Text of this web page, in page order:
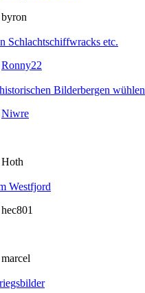
Schlachtschiffwracks etc.
Ronny22
Bilderbergen wühlen
Niwre
Westfjord